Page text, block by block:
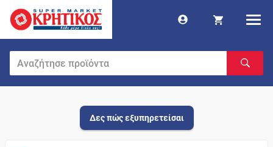
Δες πώς εξυπηρετείσαι